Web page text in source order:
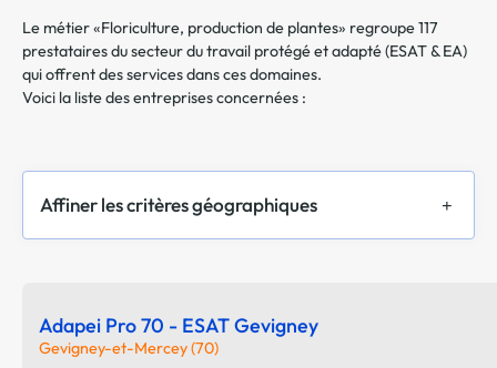
Le métier «Floriculture, production de plantes» regroupe 117
prestataires du secteur du travail protégé et adapté (ESAT & EA)
qui offrent des services dans ces domaines.
Voici la liste des entreprises concernées :
Affiner les critères géographiques
Adapei Pro 70 - ESAT Gevigney
Gevigney-et-Mercey (70)